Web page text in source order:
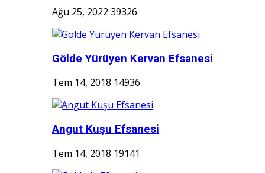
Ağu 25, 2022 39326
Gölde Yürüyen Kervan Efsanesi
Tem 14, 2018 14936
Angut Kuşu Efsanesi
Tem 14, 2018 19141